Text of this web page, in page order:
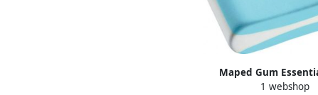
Maped Gum
pastel display à 40
1 webshop